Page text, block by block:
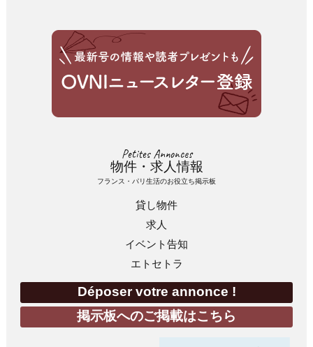
Petites Annonces
物件・求人情報
フランス・パリ生活のお役立ち掲示板
貸し物件
求人
イベント告知
エトセトラ
Déposer votre annonce !
掲示板へのご掲載はこちら